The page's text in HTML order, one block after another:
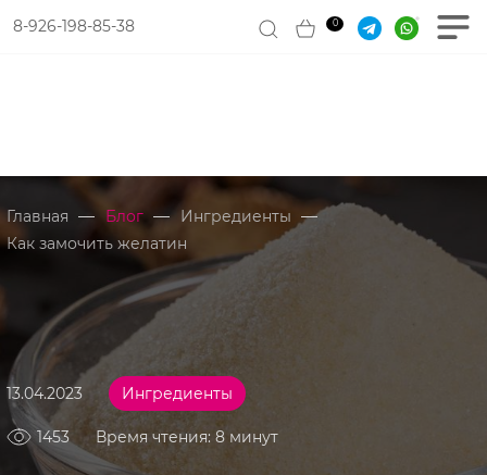
8-926-198-85-38 0
Главная — Блог — Ингредиенты —
Как замочить желатин
13.04.2023 Ингредиенты
1453 Время чтения: 8 минут